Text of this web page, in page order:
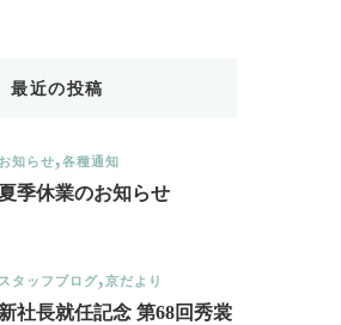
最近の投稿
お知らせ 各種通知
季休業のお知らせ
スタッフブログ 京だより
新社長就任記念 第68回秀裳